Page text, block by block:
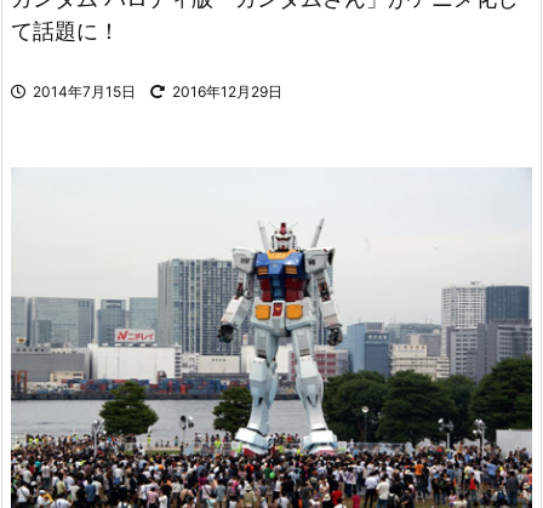
て話題に！
2014年7月15日 2016年12月29日